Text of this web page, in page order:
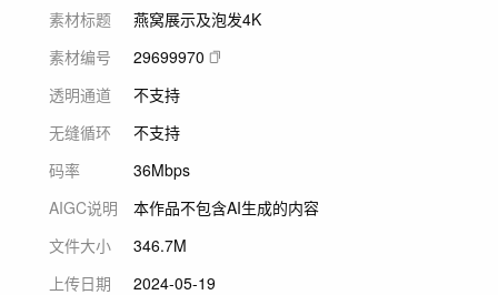
素材标题
燕窝展示及泡发4K
素材编号
29699970
透明通道
不支持
无缝循环
不支持
码率
36Mbps
AIGC说明
本作品不包含AI生成的内容
文件大小
346.7M
上传日期
2024-05-19